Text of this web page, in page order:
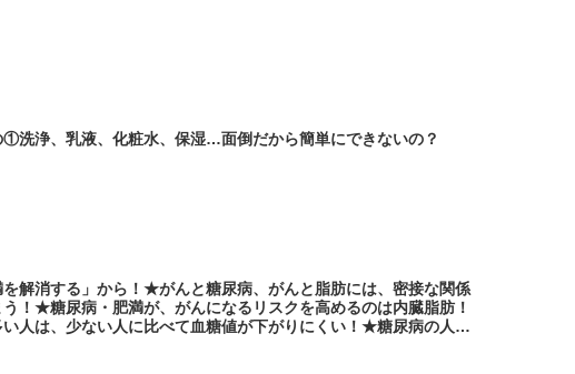
洗浄、乳液、化粧水、保湿…面倒だから簡単にできないの？
解消する」から！★がんと糖尿病、がんと脂肪には、密接な関係
！★糖尿病・肥満が、がんになるリスクを高めるのは内臓脂肪！
人は、少ない人に比べて血糖値が下がりにくい！★糖尿病の人も